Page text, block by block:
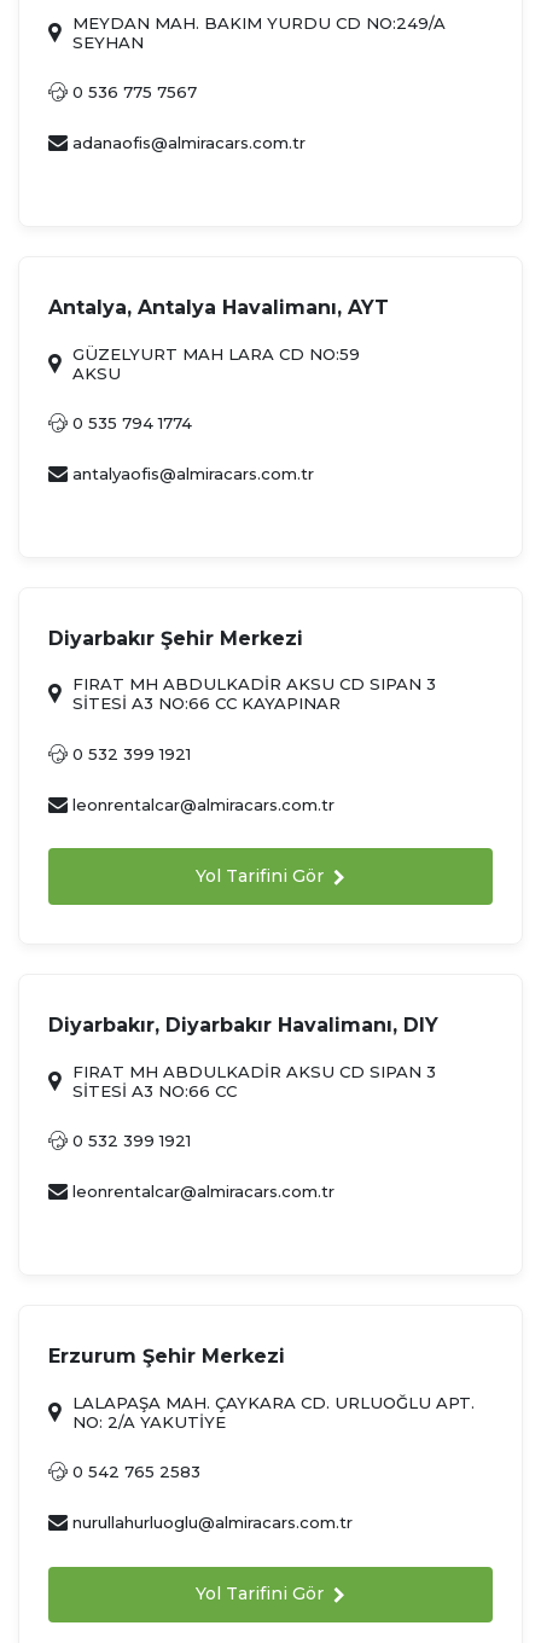
MEYDAN MAH. BAKIM YURDU CD NO:249/A
SEYHAN
0 536 775 7567
adanaofis@almiracars.com.tr
Antalya, Antalya Havalimanı, AYT
GÜZELYURT MAH LARA CD NO:59
AKSU
0 535 794 1774
antalyaofis@almiracars.com.tr
Diyarbakır Şehir Merkezi
FIRAT MH ABDULKADİR AKSU CD SIPAN 3
SİTESİ A3 NO:66 CC KAYAPINAR
0 532 399 1921
leonrentalcar@almiracars.com.tr
Yol Tarifini Gör
Diyarbakır, Diyarbakır Havalimanı, DIY
FIRAT MH ABDULKADİR AKSU CD SIPAN 3
SİTESİ A3 NO:66 CC
0 532 399 1921
leonrentalcar@almiracars.com.tr
Erzurum Şehir Merkezi
LALAPAŞA MAH. ÇAYKARA CD. URLUOĞLU APT.
NO: 2/A YAKUTİYE
0 542 765 2583
nurullahurluoglu@almiracars.com.tr
Yol Tarifini Gör